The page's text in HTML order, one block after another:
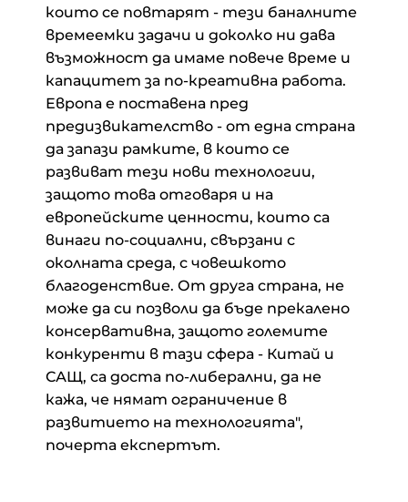
които се повтарят - тези баналните
времеемки задачи и доколко ни дава
възможност да имаме повече време и
капацитет за по-креативна работа.
Европа е поставена пред
предизвикателство - от една страна
да запази рамките, в които се
развиват тези нови технологии,
защото това отговаря и на
европейските ценности, които са
винаги по-социални, свързани с
околната среда, с човешкото
благоденствие. От друга страна, не
може да си позволи да бъде прекалено
консервативна, защото големите
конкуренти в тази сфера - Китай и
САЩ, са доста по-либерални, да не
кажа, че нямат ограничение в
развитието на технологията",
почерта експертът.